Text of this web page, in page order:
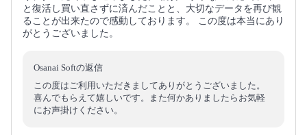
と復活し買い直さずに済んだことと、大切なデータを再び観
ることが出来たので感動しております。 この度は本当にあり
がとうございました。
Osanai Softの返信
この度はご利用いただきましてありがとうございました。
喜んでもらえて嬉しいです。また何かありましたらお気軽
にお声掛けください。